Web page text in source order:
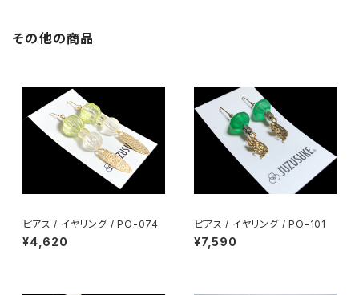
その他の商品
ピアス / イヤリング / PO-074
¥4,620
ピアス / イヤリング / PO-101
¥7,590